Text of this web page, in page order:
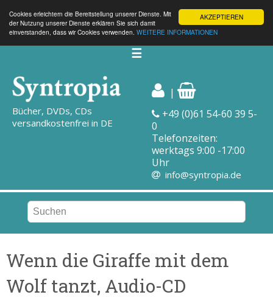
AKZEPTIEREN
Cookies erleichtern die Bereitstellung unserer Dienste. Mit
der Nutzung unserer Dienste erklären Sie sich damit
einverstanden, dass wir Cookies verwenden. WEITERE INFORMATIONEN
☰
Bücher, DVDs, CDs
versandkostenfrei in DE
|
+49 (0)61 54-60 39 5-
0
Telefonzeiten:
werktags 9:00 -17:00
Uhr
info@syntropia.de
Wenn die Giraffe mit dem
Wolf tanzt, Audio-CD